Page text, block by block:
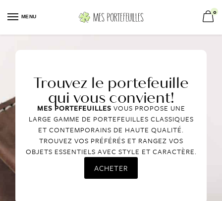
MENU
0
Trouvez le portefeuille
qui vous convient!
MES PORTEFEUILLES VOUS PROPOSE UNE
LARGE GAMME DE PORTEFEUILLES CLASSIQUES
ET CONTEMPORAINS DE HAUTE QUALITÉ.
TROUVEZ VOS PRÉFÉRÉS ET RANGEZ VOS
OBJETS ESSENTIELS AVEC STYLE ET CARACTÈRE.
ACHETER